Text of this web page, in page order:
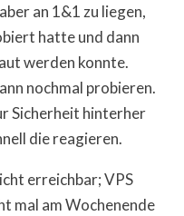
an 1&1 zu liegen,
hatte und dann
werden konnte.
nochmal probieren.
Sicherheit hinterher
die reagieren.
erreichbar; VPS
mal am Wochenende